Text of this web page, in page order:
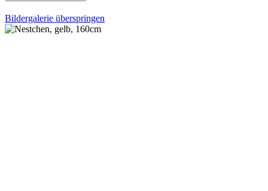
Bildergalerie überspringen